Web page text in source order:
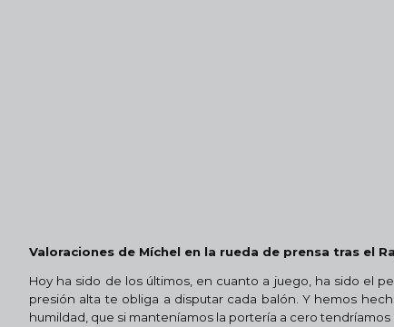
Valoraciones de Míchel en la rueda de prensa tras el
Hoy ha sido de los últimos, en cuanto a juego, ha sido el
presión alta te obliga a disputar cada balón. Y hemos
humildad, que si manteníamos la portería a cero